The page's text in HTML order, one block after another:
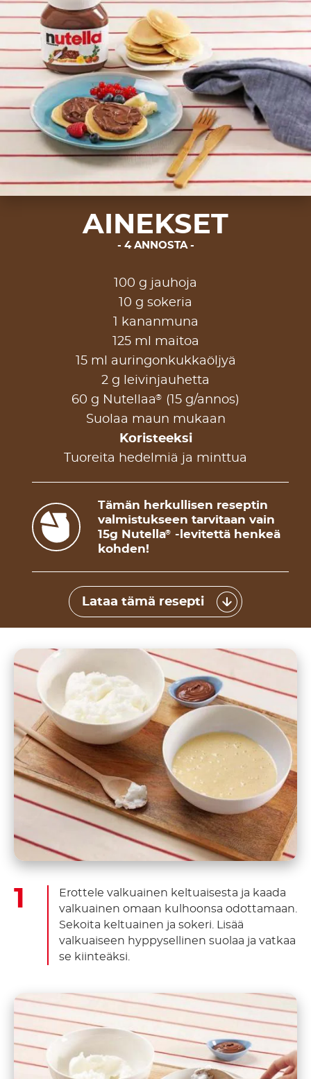
AINEKSET
4 ANNOSTA
100 g jauhoja
10 g sokeria
1 kananmuna
125 ml maitoa
15 ml auringonkukkaöljyä
2 g leivinjauhetta
60 g Nutellaa®
(15 g/annos)
Suolaa maun mukaan
Koristeeksi
Tuoreita hedelmiä ja minttua
Tämän herkullisen reseptin
valmistukseen tarvitaan vain
15g Nutella®
-levitettä henkeä
kohden!
Lataa tämä resepti
Erottele valkuainen keltuaisesta ja kaada
valkuainen omaan kulhoonsa odottamaan.
Sekoita keltuainen ja sokeri. Lisää
valkuaiseen hyppysellinen suolaa ja vatkaa
se kiinteäksi.